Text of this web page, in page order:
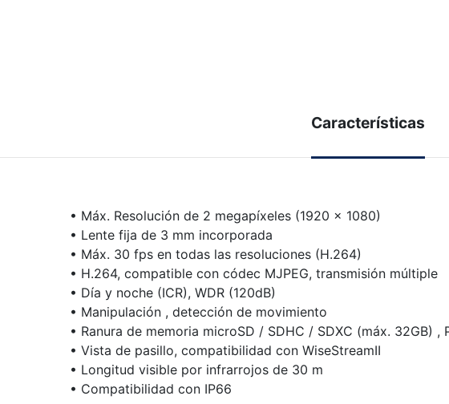
Características
• Máx. Resolución de 2 megapíxeles (1920 x 1080)
• Lente fija de 3 mm incorporada
• Máx. 30 fps en todas las resoluciones (H.264)
• H.264, compatible con códec MJPEG, transmisión múltiple
• Día y noche (ICR), WDR (120dB)
• Manipulación , detección de movimiento
• Ranura de memoria microSD / SDHC / SDXC (máx. 32GB) ,
• Vista de pasillo, compatibilidad con WiseStreamII
• Longitud visible por infrarrojos de 30 m
• Compatibilidad con IP66